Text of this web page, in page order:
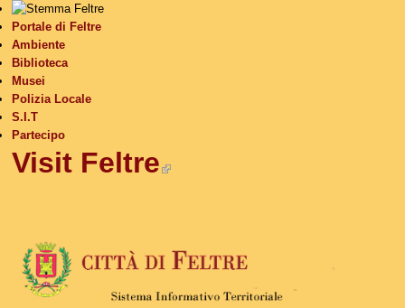
Portale di Feltre
Ambiente
Biblioteca
Musei
Polizia Locale
S.I.T
Partecipo
Visit Feltre